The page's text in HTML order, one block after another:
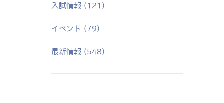
入試情報 (121)
イベント (79)
最新情報 (548)